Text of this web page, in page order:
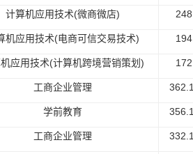
计算机应用技术(微商微店) 248
机应用技术(电商可信交易技术) 194
应用技术(计算机跨境营销策划) 172
工商企业管理
学前教育
工商企业管理